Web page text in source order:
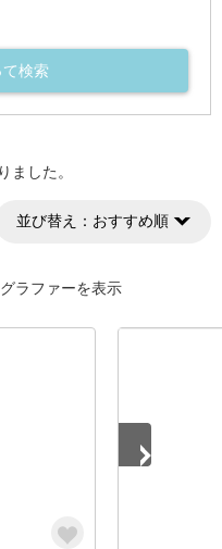
検索
ました。
並び替え： おすすめ順
ラファーを表示